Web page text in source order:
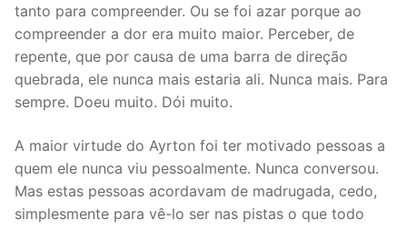
tanto para compreender. Ou se foi azar porque ao
compreender a dor era muito maior. Perceber, de
repente, que por causa de uma barra de direção
quebrada, ele nunca mais estaria ali. Nunca mais. Para
sempre. Doeu muito. Dói muito.
A maior virtude do Ayrton foi ter motivado pessoas a
quem ele nunca viu pessoalmente. Nunca conversou.
Mas estas pessoas acordavam de madrugada, cedo,
simplesmente para vê-lo ser nas pistas o que todo